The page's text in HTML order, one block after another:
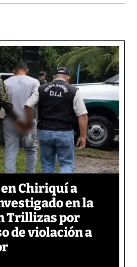
Chiriquí a
en la
Trillizas por
de violación a